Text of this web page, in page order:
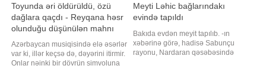
Toyunda əri öldürüldü, özü
dağlara qaçdı - Reyqana həsr
olunduğu düşünülən mahnı
haqqında bilinməyənlər
Azərbaycan musiqisində elə əsərlər
var ki, illər keçsə də, dəyərini itirmir.
Onlar nəinki bir dövrün simvoluna
Meyti Ləhic bağlarındakı
evində tapıldı
Bakıda evdən meyit tapılıb. -ın
xəbərinə görə, hadisə Sabunçu
rayonu, Nardaran qəsəbəsində